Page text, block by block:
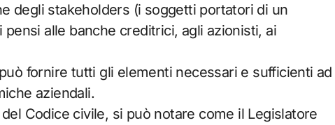
degli stakeholders (i soggetti portatori di un
alle banche creditrici, agli azionisti, ai
fornire tutti gli elementi necessari e sufficienti ad
aziendali.
Codice civile, si può notare come il Legislatore